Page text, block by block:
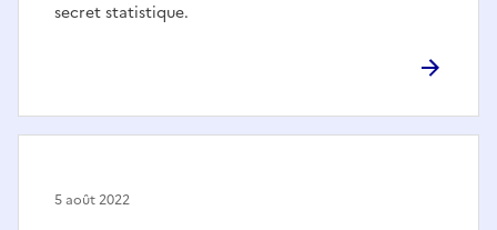
secret statistique.
5 août 2022